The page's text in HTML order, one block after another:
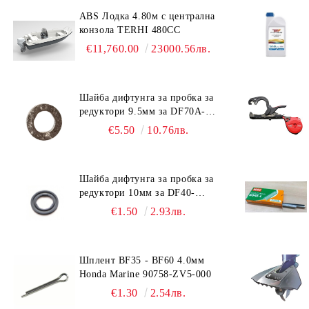
ABS Лодка 4.80м с централна
конзола TERHI 480CC
€11,760.00 23000.56лв.
Шайба дифтунга за пробка за
редуктори 9.5мм за DF70A-
DF90A, DF150-DF350 Suzuki
€5.50 10.76лв.
Шайба дифтунга за пробка за
редуктори 10мм за DF40-
DF140 Suzuki 09168-10022
€1.50 2.93лв.
Шплент BF35 - BF60 4.0мм
Honda Marine 90758-ZV5-000
€1.30 2.54лв.